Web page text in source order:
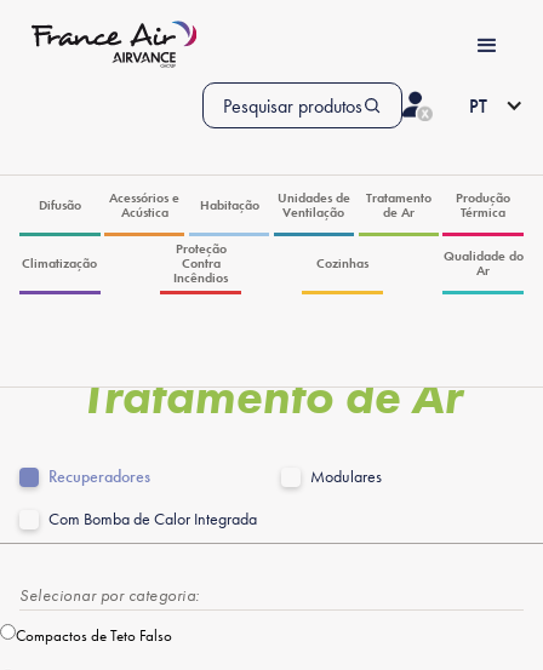
Pesquisar produtos PT
Difusão
Acessórios e
Acústica
Habitação
Unidades de
Ventilação
Tratamento
de Ar
Produção
Térmica
Climatização
Proteção
Contra
Incêndios
Cozinhas
Qualidade do
Ar
Tratamento de Ar
Recuperadores Modulares
Com Bomba de Calor Integrada
Selecionar por categoria:
Compactos de Teto Falso